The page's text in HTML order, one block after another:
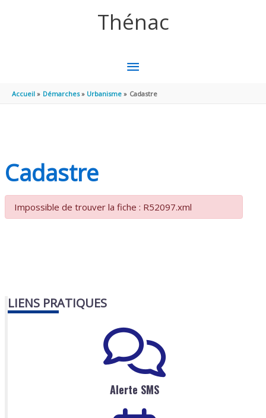
Thénac
MENU
PRINCIPAL
Accueil Démarches Urbanisme Cadastre
Cadastre
Impossible de trouver la fiche : R52097.xml
LIENS PRATIQUES
Alerte SMS